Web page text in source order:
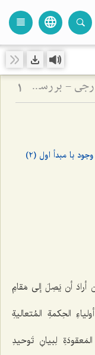
language
view_headline
تحلیل نسبت اعیان ثابته با وجود خارجی - بررسی تطبیقی دیدگاه محقق دوانی و آخوند ملاصدرا 1
با مبدأ اول (2)
أرادَ أن یَصِلَ إلى مَقامِ
الحِکمةِ المُتعالیةِ
لِبیانِ تَوحیدِ